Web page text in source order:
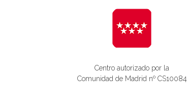
Centro autorizado por la
Comunidad de Madrid nº CS10084